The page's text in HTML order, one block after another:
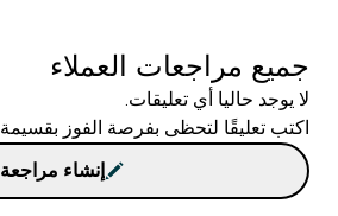
جميع مراجعات العملاء
لا يوجد حاليا أي تعليقات.
اكتب تعليقًا لتحظى بفرصة الفوز بقسيمة
إنشاء مراجعة